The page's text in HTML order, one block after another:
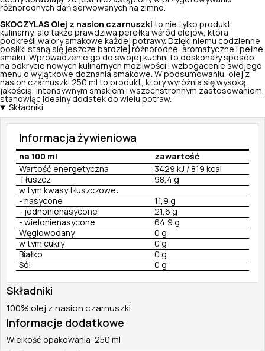
różnorodnych dań serwowanych na zimno.
SKOCZYLAS Olej z nasion czarnuszki to nie tylko produkt
kulinarny, ale także prawdziwa perełka wśród olejów, która
podkreśli walory smakowe każdej potrawy. Dzięki niemu codzienne
posiłki staną się jeszcze bardziej różnorodne, aromatyczne i pełne
smaku. Wprowadzenie go do swojej kuchni to doskonały sposób
na odkrycie nowych kulinarnych możliwości i wzbogacenie swojego
menu o wyjątkowe doznania smakowe. W podsumowaniu, olej z
nasion czarnuszki 250 ml to produkt, który wyróżnia się wysoką
jakością, intensywnym smakiem i wszechstronnym zastosowaniem,
stanowiąc idealny dodatek do wielu potraw.
Składniki
Informacja żywieniowa
na 100 ml
zawartość
Wartość energetyczna
3429 kJ / 819 kcal
Tłuszcz
98,4 g
w tym kwasy tłuszczowe:
- nasycone
11,9 g
- jednonienasycone
21,6 g
- wielonienasycone
64,9 g
Węglowodany
0 g
w tym cukry
0 g
Białko
0 g
Sól
0 g
Składniki
100% olej z nasion czarnuszki.
Informacje dodatkowe
Wielkość opakowania: 250 ml